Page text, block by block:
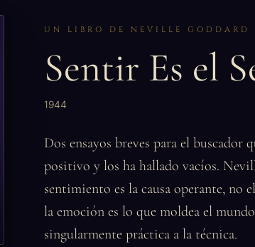
UN LIBRO DE NEVILLE GODDARD
Sentir Es el
1944
Dos ensayos breves para el
positivo y los ha hallado vacíos.
sentimiento es la causa operante, no
la emoción es lo que moldea el
singularmente práctica a la técnica.